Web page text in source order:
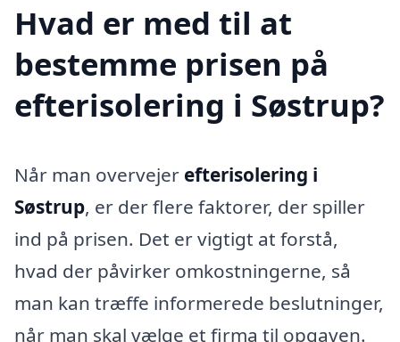
Hvad er med til at
bestemme prisen på
efterisolering i Søstrup?
Når man overvejer efterisolering i
Søstrup, er der flere faktorer, der spiller
ind på prisen. Det er vigtigt at forstå,
hvad der påvirker omkostningerne, så
man kan træffe informerede beslutninger,
når man skal vælge et firma til opgaven.